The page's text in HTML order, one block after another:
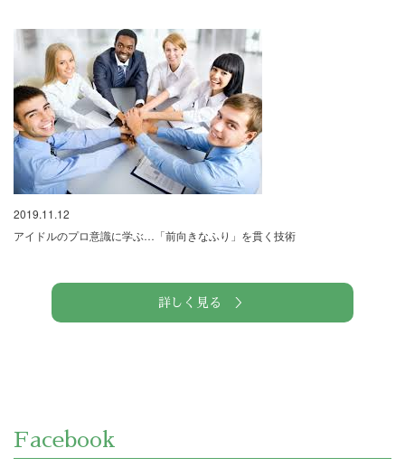
2019.11.12
アイドルのプロ意識に学ぶ…「前向きなふり」を貫く技術
詳しく見る ＞
Facebook